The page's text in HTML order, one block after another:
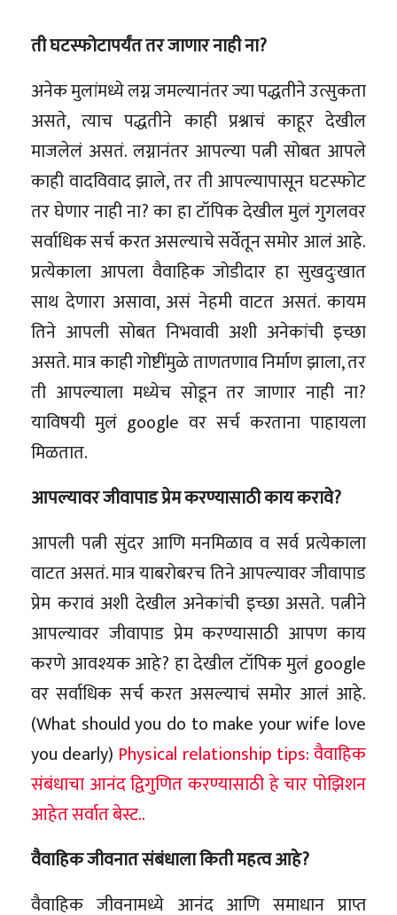
ती घटस्फोटापर्यंत तर जाणार नाही ना?
अनेक मुलांमध्ये लग्न जमल्यानंतर ज्या पद्धतीने उत्सुकता
असते, त्याच पद्धतीने काही प्रश्नाचं काहूर देखील
माजलेलं असतं. लग्नानंतर आपल्या पत्नी सोबत आपले
काही वादविवाद झाले, तर ती आपल्यापासून घटस्फोट
तर घेणार नाही ना? का हा टॉपिक देखील मुलं गुगलवर
सर्वाधिक सर्च करत असल्याचे सर्वेतून समोर आलं आहे.
प्रत्येकाला आपला वैवाहिक जोडीदार हा सुखदुःखात
साथ देणारा असावा, असं नेहमी वाटत असतं. कायम
तिने आपली सोबत निभवावी अशी अनेकांची इच्छा
असते. मात्र काही गोष्टींमुळे ताणतणाव निर्माण झाला, तर
ती आपल्याला मध्येच सोडून तर जाणार नाही ना?
याविषयी मुलं google वर सर्च करताना पाहायला
मिळतात.
आपल्यावर जीवापाड प्रेम करण्यासाठी काय करावे?
आपली पत्नी सुंदर आणि मनमिळाव व सर्व प्रत्येकाला
वाटत असतं. मात्र याबरोबरच तिने आपल्यावर जीवापाड
प्रेम करावं अशी देखील अनेकांची इच्छा असते. पत्नीने
आपल्यावर जीवापाड प्रेम करण्यासाठी आपण काय
करणे आवश्यक आहे? हा देखील टॉपिक मुलं google
वर सर्वाधिक सर्च करत असल्याचं समोर आलं आहे.
(What should you do to make your wife love
you dearly) Physical relationship tips: वैवाहिक
संबंधाचा आनंद द्विगुणित करण्यासाठी हे चार पोझिशन
आहेत सर्वात बेस्ट..
वैवाहिक जीवनात संबंधाला किती महत्व आहे?
वैवाहिक जीवनामध्ये आनंद आणि समाधान प्राप्त